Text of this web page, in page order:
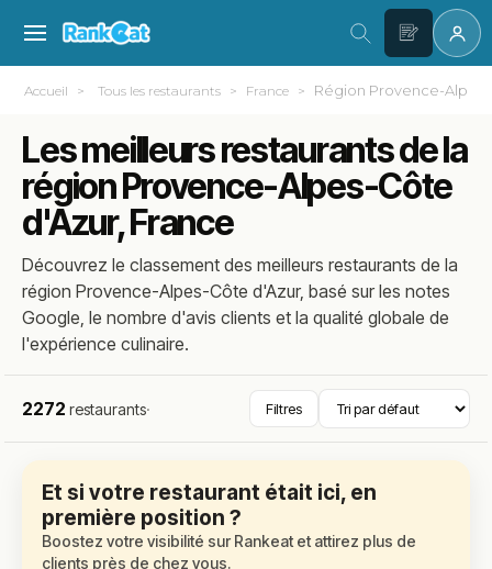
Accueil Tous les restaurants France Région Provence-
Les meilleurs restaurants de la
région Provence-Alpes-Côte
d'Azur, France
Découvrez le classement des meilleurs restaurants de la
région Provence-Alpes-Côte d'Azur, basé sur les notes
Google, le nombre d'avis clients et la qualité globale de
l'expérience culinaire.
2272 restaurants· Filtres
Et si votre restaurant était ici, en
première position ?
Boostez votre visibilité sur Rankeat et attirez plus de
clients près de chez vous.